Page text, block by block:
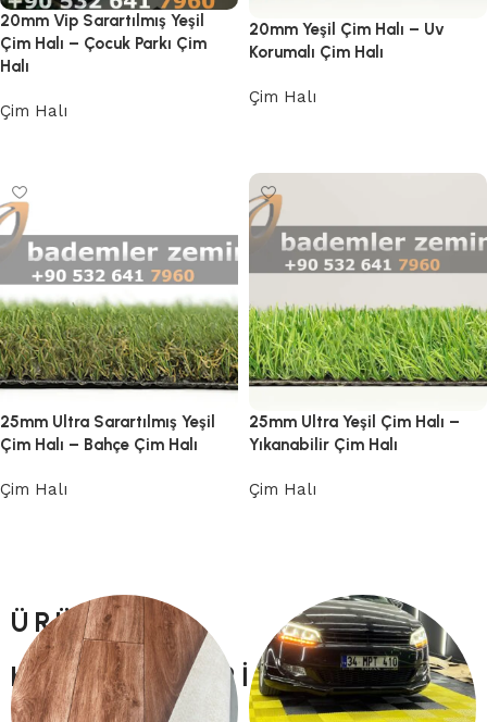
20mm Vip Sarartılmış Yeşil
Çim Halı – Çocuk Parkı Çim
Halı
Çim Halı
20mm Yeşil Çim Halı – Uv
Korumalı Çim Halı
Çim Halı
25mm Ultra Sarartılmış Yeşil
Çim Halı – Bahçe Çim Halı
Çim Halı
25mm Ultra Yeşil Çim Halı –
Yıkanabilir Çim Halı
Çim Halı
ÜRÜN
KATEGORILERI